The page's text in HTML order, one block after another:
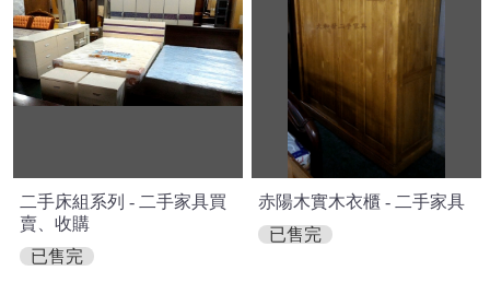
二手床組系列 - 二手家具買
賣、收購
已售完
赤陽木實木衣櫃 - 二手家具
已售完